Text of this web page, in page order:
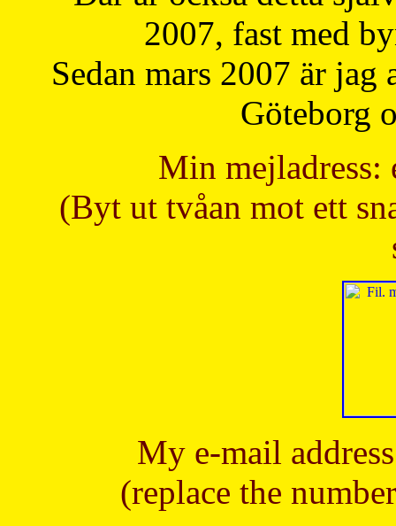
2007, fast med
Sedan mars 2007 är
Göteborg
Min mejladress:
(Byt ut tvåan mot ett
My e-mail
(replace the